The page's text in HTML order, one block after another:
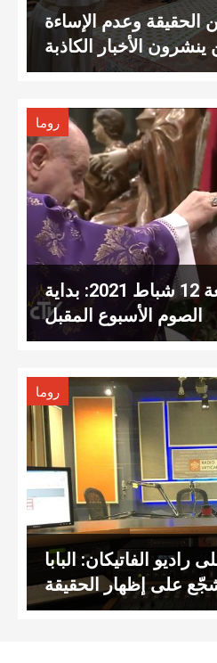
وعدم الإساءة
الأخبار الكاذبة
روما
عناوين نشرة الجمعة 12 شباط 2021: بداية
الصوم الأسبوع المقبل
روما
الفاتيكان: البابا
على إظهار الحقيقة